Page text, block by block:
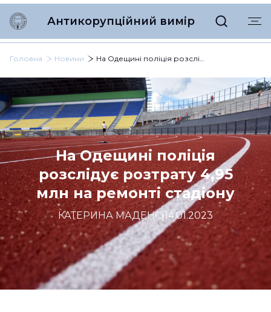
Антикорупційний вимір
Головна Новини На Одещині поліція розслідує розтрату 4,95 млн на ремонті стадіону
На Одещині поліція
розслідує розтрату 4,95
млн на ремонті стадіону
КАТЕРИНА МАДЕНС|14.01.2023